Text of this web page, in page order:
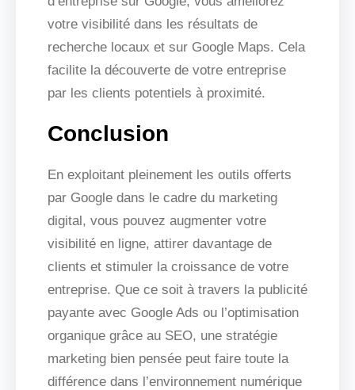
votre visibilité dans les résultats de
recherche locaux et sur Google Maps. Cela
facilite la découverte de votre entreprise
par les clients potentiels à proximité.
Conclusion
En exploitant pleinement les outils offerts
par Google dans le cadre du marketing
digital, vous pouvez augmenter votre
visibilité en ligne, attirer davantage de
clients et stimuler la croissance de votre
entreprise. Que ce soit à travers la publicité
payante avec Google Ads ou l’optimisation
organique grâce au SEO, une stratégie
marketing bien pensée peut faire toute la
différence dans l’environnement numérique